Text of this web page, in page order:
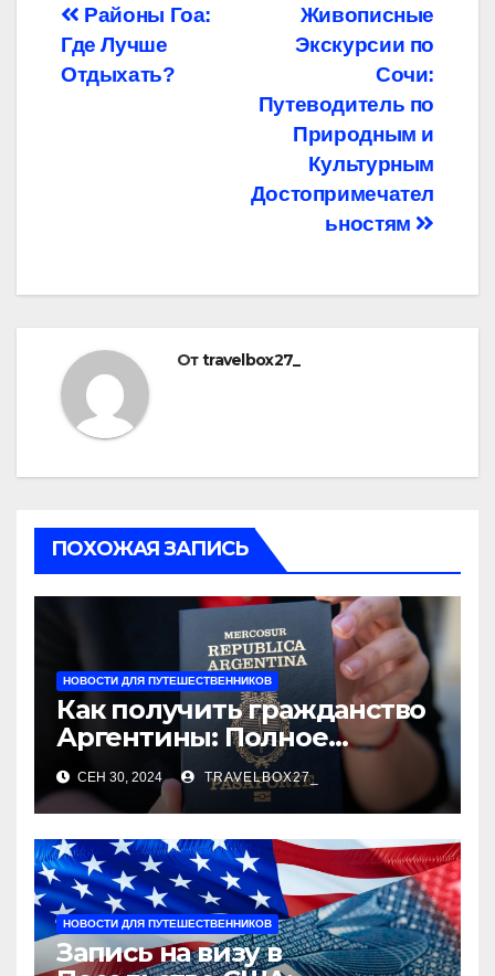
Навигация
по
Живописные
Экскурсии по
Сочи:
Путеводитель по
Природным и
Культурным
Достопримечател
ьностям
Районы Гоа:
Где Лучше
Отдыхать?
Отtravelbox27_
ПОХОЖАЯ ЗАПИСЬ
НОВОСТИ ДЛЯ ПУТЕШЕСТВЕННИКОВ
Как получить гражданство
Аргентины: Полное
руководство
СЕН 30, 2024 TRAVELBOX27_
НОВОСТИ ДЛЯ ПУТЕШЕСТВЕННИКОВ
Запись на визу в